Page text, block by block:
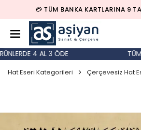
💳 TÜM BANKA KARTLARINA 9
4 AL 3 ÖDE TÜM
Hat Eseri Kategorileri Çerçevesiz Hat